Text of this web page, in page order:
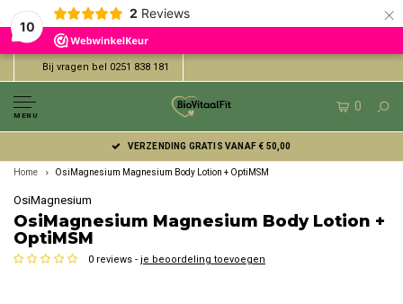
10
2 Reviews ×
Bij vragen bel 0251 838 181
MENU
0
VERZENDING GRATIS VANAF € 50,00
Home OsiMagnesium Magnesium Body Lotion + OptiMSM
OsiMagnesium
OsiMagnesium Magnesium Body Lotion +
OptiMSM
0 reviews - je beoordeling toevoegen